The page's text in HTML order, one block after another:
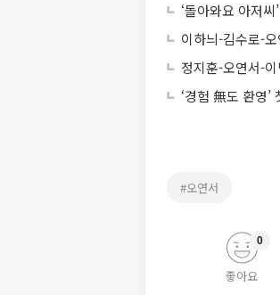
‘돌아와요 아저
이하늬-김수로-
정지훈-오연서-
‘경험 無도 환영
#오연서
좋아요
0